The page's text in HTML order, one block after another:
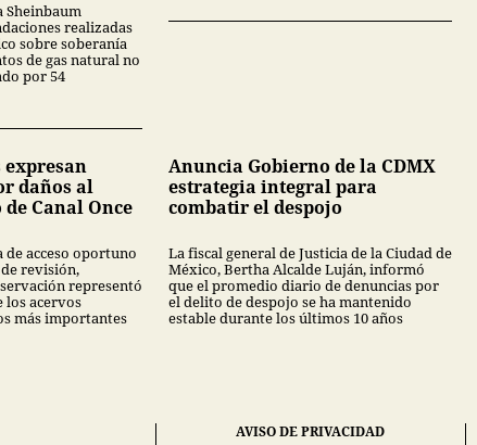
Sheinbaum
realizadas
sobre soberanía
de gas natural no
por 54
expresan
daños al
Canal Once
de acceso oportuno
revisión,
representó
los acervos
más importantes
Anuncia Gobierno de la CDMX
estrategia integral para
combatir el despojo
La fiscal general de Justicia de la Ciudad de
México, Bertha Alcalde Luján, informó
que el promedio diario de denuncias por
el delito de despojo se ha mantenido
estable durante los últimos 10 años
AVISO DE PRIVACIDAD